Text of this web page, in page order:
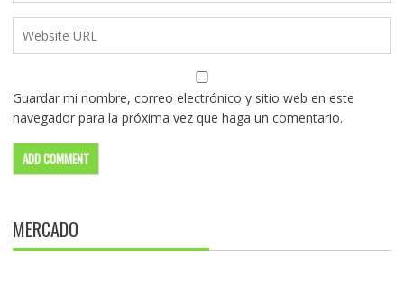
Guardar mi nombre, correo electrónico y sitio web en este
navegador para la próxima vez que haga un comentario.
MERCADO